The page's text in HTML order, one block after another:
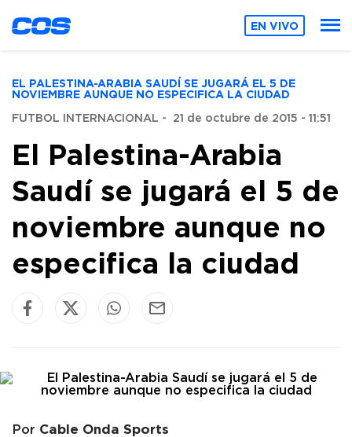
EN VIVO
EL PALESTINA-ARABIA SAUDÍ SE JUGARÁ EL 5 DE
NOVIEMBRE AUNQUE NO ESPECIFICA LA CIUDAD
FUTBOL INTERNACIONAL - 21 de octubre de 2015 - 11:51
El Palestina-Arabia
Saudí se jugará el 5 de
noviembre aunque no
especifica la ciudad
Por Cable Onda Sports